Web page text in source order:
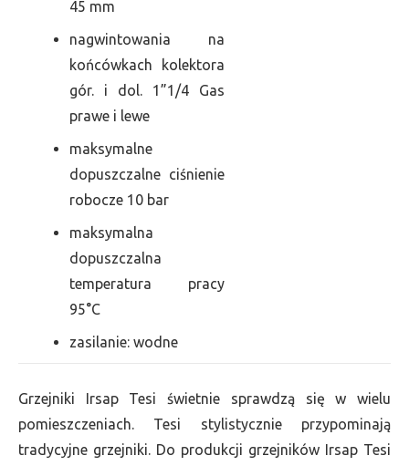
45 mm
nagwintowania na
końcówkach kolektora
gór. i dol. 1”1/4 Gas
prawe i lewe
maksymalne
dopuszczalne ciśnienie
robocze 10 bar
maksymalna
dopuszczalna
temperatura pracy
95°C
zasilanie: wodne
Grzejniki Irsap Tesi świetnie sprawdzą się w wielu
pomieszczeniach. Tesi stylistycznie przypominają
tradycyjne grzejniki. Do produkcji grzejników Irsap Tesi